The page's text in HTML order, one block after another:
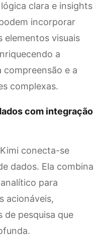
clara e insights
incorporar
elementos visuais
a
e a
complexas.
com integração
conecta-se
dados. Ela combina
para
acionáveis,
pesquisa que